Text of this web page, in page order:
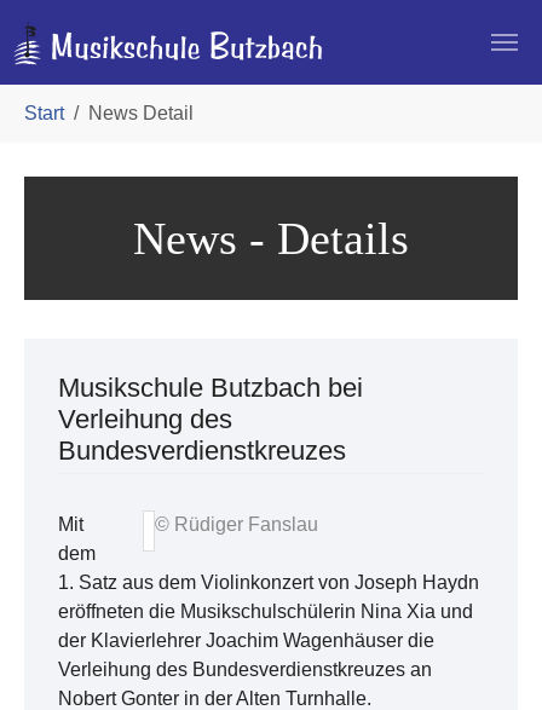
Start News Detail
News - Details
Musikschule Butzbach bei
Verleihung des
Bundesverdienstkreuzes
© Rüdiger Fanslau
Mit
dem
1. Satz aus dem Violinkonzert von Joseph Haydn
eröffneten die Musikschulschülerin Nina Xia und
der Klavierlehrer Joachim Wagenhäuser die
Verleihung des Bundesverdienstkreuzes an
Nobert Gonter in der Alten Turnhalle.